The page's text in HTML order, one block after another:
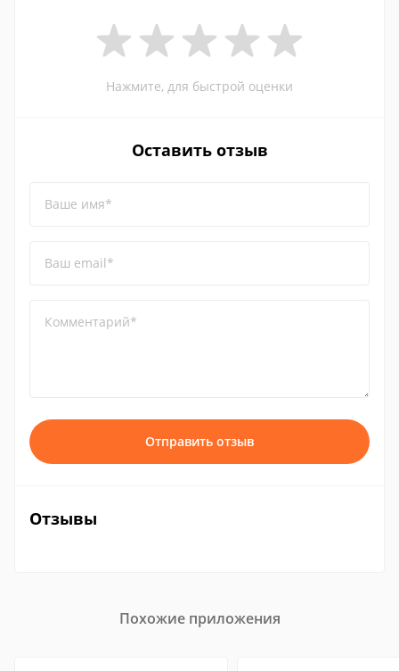
Нажмите, для быстрой оценки
Оставить отзыв
Ваше имя*
Ваш email*
Комментарий*
Отправить отзыв
Отзывы
Похожие приложения